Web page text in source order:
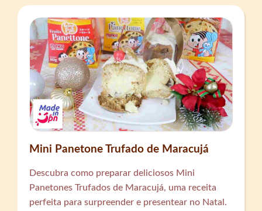
Mini Panetone Trufado de Maracujá
Descubra como preparar deliciosos Mini
Panetones Trufados de Maracujá, uma receita
perfeita para surpreender e presentear no Natal.